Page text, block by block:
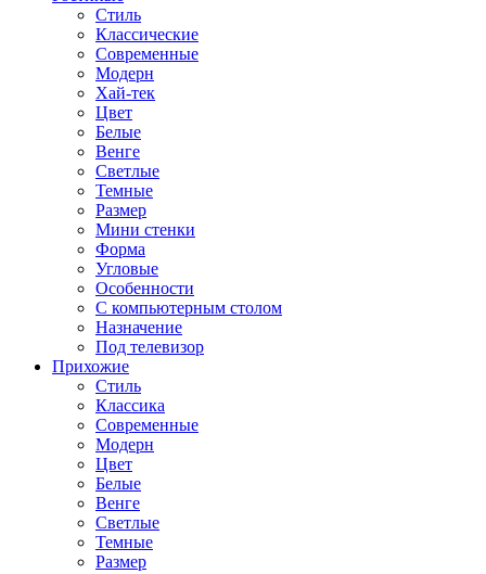
Стиль
Классические
Современные
Модерн
Хай-тек
Цвет
Белые
Венге
Светлые
Темные
Размер
Мини стенки
Форма
Угловые
Особенности
С компьютерным столом
Назначение
Под телевизор
Прихожие
Стиль
Классика
Современные
Модерн
Цвет
Белые
Венге
Светлые
Темные
Размер